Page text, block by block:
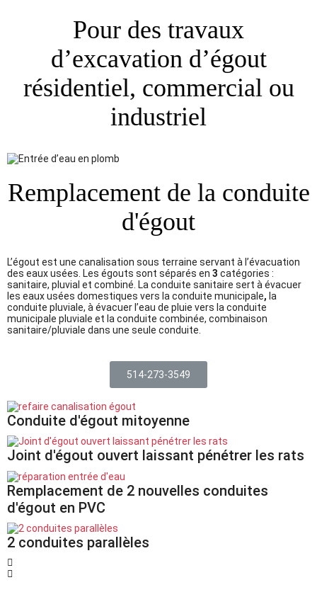
Pour des travaux
d’excavation d’égout
résidentiel, commercial ou
industriel
Remplacement de la conduite
d'égout
L’égout est une canalisation sous terraine servant à l’évacuation
des eaux usées. Les égouts sont séparés en 3 catégories :
sanitaire, pluvial et combiné. La conduite sanitaire sert à évacuer
les eaux usées domestiques vers la conduite municipale, la
conduite pluviale, à évacuer l’eau de pluie vers la conduite
municipale pluviale et la conduite combinée, combinaison
sanitaire/pluviale dans une seule conduite.
514-273-3549
Conduite d'égout mitoyenne
Joint d'égout ouvert laissant pénétrer les rats
Remplacement de 2 nouvelles conduites
d'égout en PVC
2 conduites parallèles